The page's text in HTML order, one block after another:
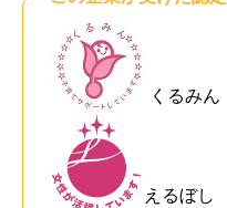
くるみん
えるぼし